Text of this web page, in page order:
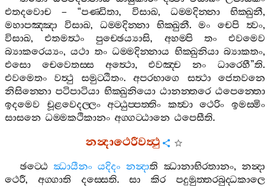
එතදවොච – “පණ‍්ඩිතා, විසාඛ, ධම‍්මදින‍්නා භික‍්ඛුනී,
මහාපඤ‍්ඤා
විසාඛ, ධම‍්මදින‍්නා භික‍්ඛුනී.මං චෙපි ත්‍වං,
විසාඛ,එතමත්‍ථං පුච‍්ඡෙය්‍යාසි, අහම‍්පි තං
එවමෙව
බ්‍යාකරෙය්‍යං,යථා තං ධම‍්මදින‍්නාය භික‍්ඛුනියා බ්‍යාකතං,
එසො
චෙවෙතස‍්ස අත්‍ථො,එවඤ‍්ච නං ධාරෙහී”ති.
එවමෙතං
වත්‍ථු සමුට‍්ඨිතං.අපරභාගෙ සත්‍ථා
ජෙතවනෙ
නිසින‍්නො පටිපාටියා භික‍්ඛුනියො ඨානන‍්තරෙ ඨපෙන‍්තො
ඉදමෙව
චූළවෙදල‍්ලං අට‍්ඨුප‍්පත‍්තිං කත්‍වා ථෙරිං
ඉමස‍්මිං
සාසනෙ ධම‍්මකථිකානං අග‍්ගට‍්ඨානෙ ඨපෙසීති.
නන්‍දාථෙරීවත්‍ථු
ඡට‍්ඨෙ ඣායීනං යදිදං නන්‍දාති ඣානාභිරතානං,නන්‍දා
ථෙරී, අග‍්ගාති දස‍්සෙති.සා කිර
පදුමුත‍්තරබුද‍්ධකාලෙ